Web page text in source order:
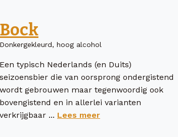
Bock
Donkergekleurd, hoog alcohol
Een typisch Nederlands (en Duits)
seizoensbier die van oorsprong ondergistend
wordt gebrouwen maar tegenwoordig ook
bovengistend en in allerlei varianten
verkrijgbaar ... Lees meer